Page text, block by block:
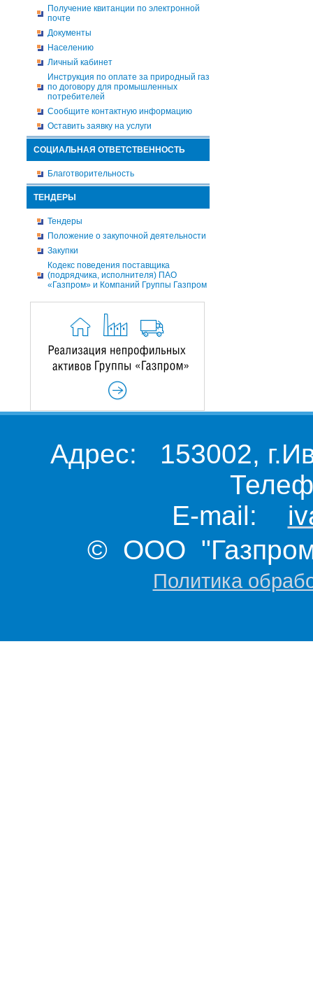
Получение квитанции по электронной
почте
Документы
Населению
Личный кабинет
Инструкция по оплате за природный газ
по договору для промышленных
потребителей
Сообщите контактную информацию
Оставить заявку на услуги
СОЦИАЛЬНАЯ ОТВЕТСТВЕННОСТЬ
Благотворительность
ТЕНДЕРЫ
Тендеры
Положение о закупочной деятельности
Закупки
Кодекс поведения поставщика
(подрядчика, исполнителя) ПАО
«Газпром» и Компаний Группы Газпром
Адрес: 153002,
E-mail:
© ООО "Газпром
Политика